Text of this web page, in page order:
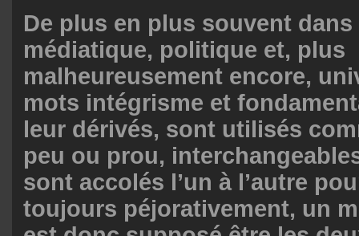
De plus en plus souvent
médiatique, politique et, plus
malheureusement encore,
mots intégrisme et
leur dérivés, sont utilisés
peu ou prou,
sont accolés l’un à l’autre
toujours péjorativement, un